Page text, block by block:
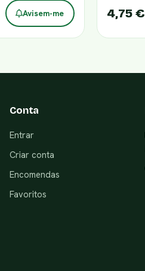
Avisem-me 4,75 €
Conta
Entrar
Criar conta
Encomendas
Favoritos